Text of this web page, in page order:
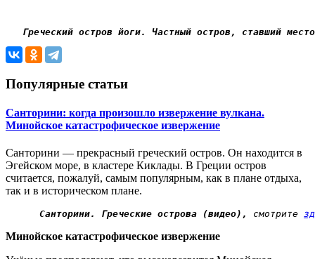
Греческий остров йоги. Частный остров, ставший
Популярные статьи
Санторини: когда произошло извержение вулкана.
Минойское катастрофическое извержение
Санторини — прекрасный греческий остров. Он находится в
Эгейском море, в кластере Киклады. В Греции остров
считается, пожалуй, самым популярным, как в плане отдыха,
так и в историческом плане.
Санторини. Греческие острова (видео), смотрите
Минойское катастрофическое извержение